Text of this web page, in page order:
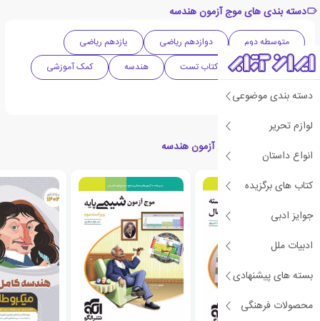
دسته بندی موضوعی
لوازم تحریر
انواع داستان
کتاب های برگزیده
جوایز ادبی
ادبیات ملل
بسته های پیشنهادی
محصولات فرهنگی
دسته بندی های موج آزمون هندسه
متوسطه دوم دوازدهم ریاضی
یازدهم ریاضی
دهم ریاضی
کتاب تست هندسه
کمک آموزشی
سری موج آزمون
محصولات مرتبط با موج آزمون هندسه